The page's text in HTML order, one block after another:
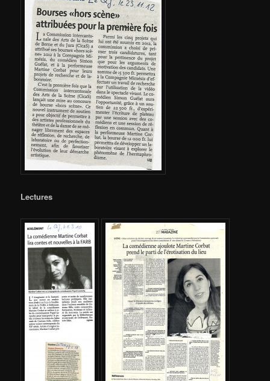
Lectures